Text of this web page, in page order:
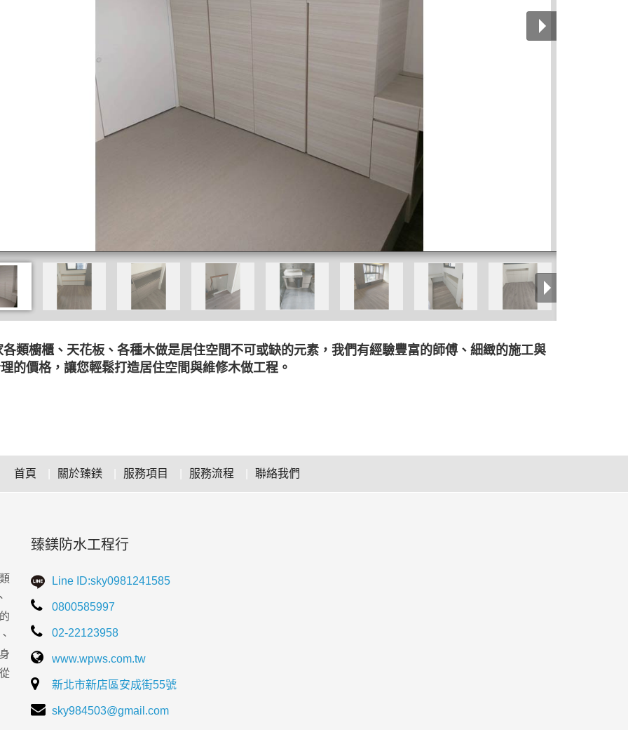
各類櫥櫃、天花板、各種木做是居住空間不可或缺的元素，我們有經驗豐富的師傅、細緻的施工與
的價格，讓您輕鬆打造居住空間與維修木做工程。
首頁 關於臻鎂 服務項目 服務流程 聯絡我們
臻鎂防水工程行
Line ID:sky0981241585
0800585997
02-22123958
www.wpws.com.tw
新北市新店區安成街55號
sky984503@gmail.com